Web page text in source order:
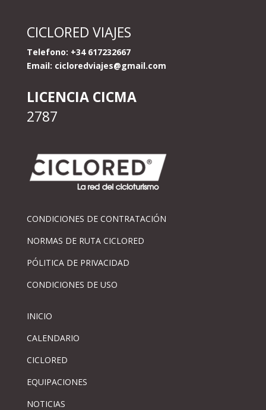
CICLORED VIAJES
Telefono: +34 617232667
Email: cicloredviajes@gmail.com
LICENCIA CICMA
2787
CONDICIONES DE CONTRATACIÓN
NORMAS DE RUTA CICLORED
PÓLITICA DE PRIVACIDAD
CONDICIONES DE USO
INICIO
CALENDARIO
CICLORED
EQUIPACIONES
NOTICIAS